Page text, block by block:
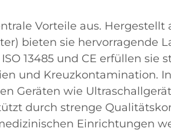
Vorteile aus. Hergestellt
bieten sie hervorragende
13485 und CE erfüllen sie
und Kreuzkontamination.
Geräten wie
durch strenge
Einrichtungen